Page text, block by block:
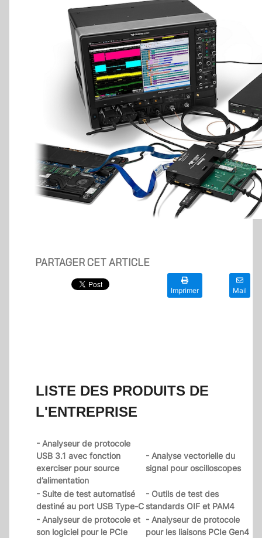
PARTAGER CET ARTICLE
Imprimer Mail
LISTE DES PRODUITS DE
L'ENTREPRISE
- Analyseur de protocole
USB 3.1 avec fonction
exerciser pour source
d’alimentation
- Analyse vectorielle du
signal pour oscilloscopes
- Suite de test automatisé
destiné au port USB Type-C
- Outils de test des
standards OIF et PAM4
- Analyseur de protocole et
son logiciel pour le PCIe
- Analyseur de protocole
pour les liaisons PCIe Gen4